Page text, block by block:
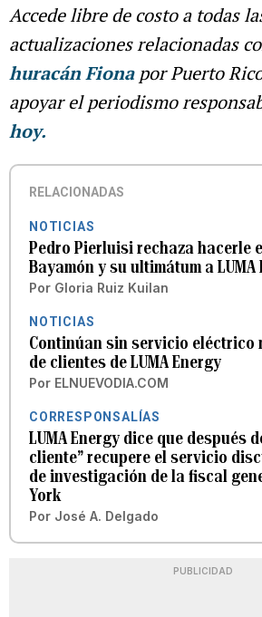
Accede libre de costo a todas
actualizaciones relacionadas
huracán Fionapor Puerto
apoyar el periodismo
hoy.
RELACIONADAS
NOTICIAS
Pedro Pierluisi rechaza hacerle
Bayamón y su ultimátum a LUMA
Por Gloria Ruiz Kuilan
NOTICIAS
Continúan sin servicio eléctrico
de clientes de LUMA Energy
Por ELNUEVODIA.COM
CORRESPONSALÍAS
LUMA Energy dice que después
cliente” recupere el servicio
de investigación de la fiscal
York
Por José A. Delgado
PUBLICIDAD